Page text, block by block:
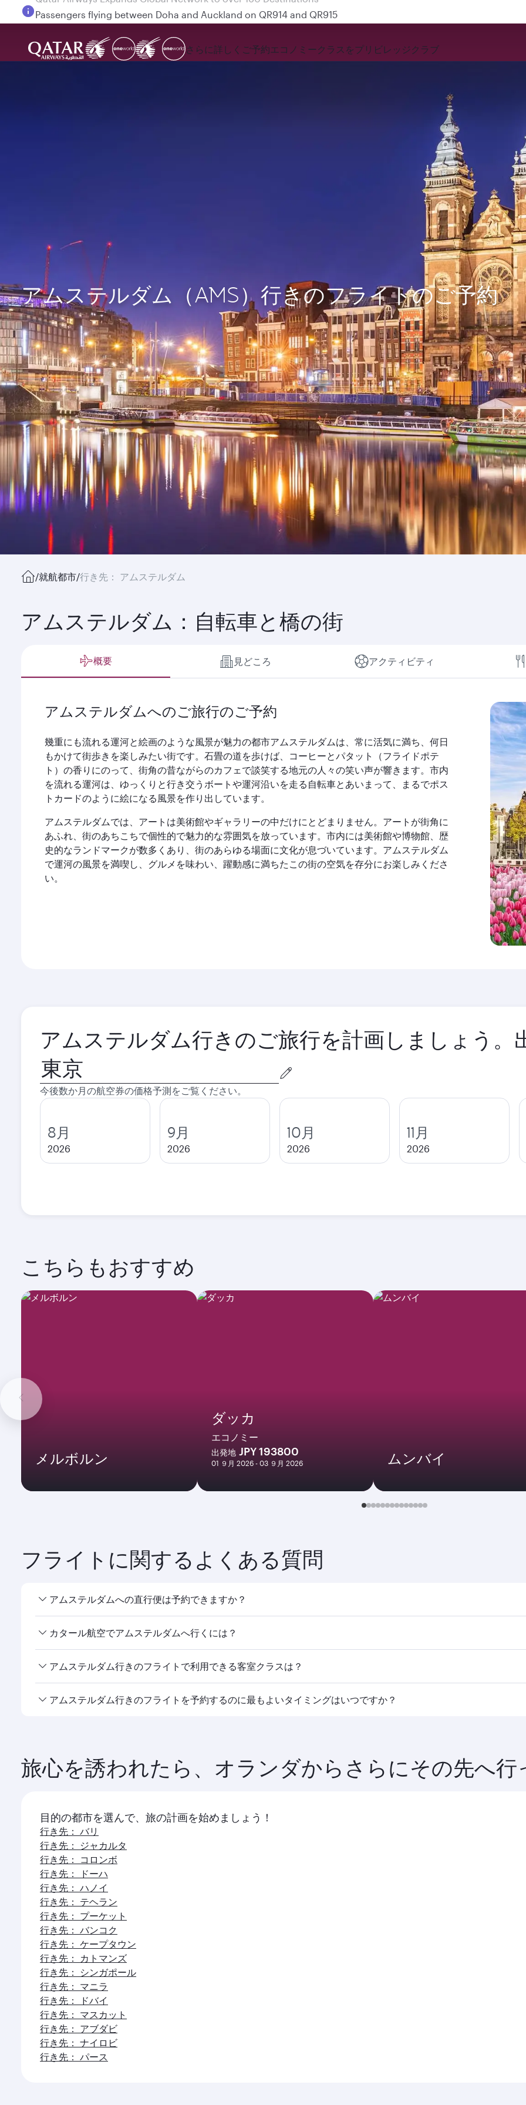
Passengers flying between Doha and Auckland on QR914 and QR915
さらに詳しく ご予約エコノミークラスをプリビレッジクラブ
アムステルダム（AMS）行きのフライトのご予約
/就航都市/行き先： アムステルダム
アムステルダム：自転車と橋の街
概要 見どころ アクティビティ
アムステルダムへのご旅行のご予約
幾重にも流れる運河と絵画のような風景が魅力の都市アムステルダムは、常に活気に満ち、何日
もかけて街歩きを楽しみたい街です。石畳の道を歩けば、コーヒーとパタット（フライドポテ
ト）の香りにのって、街角の昔ながらのカフェで談笑する地元の人々の笑い声が響きます。市内
を流れる運河は、ゆっくりと行き交うボートや運河沿いを走る自転車とあいまって、まるでポス
トカードのように絵になる風景を作り出しています。
アムステルダムでは、アートは美術館やギャラリーの中だけにとどまりません。アートが街角に
あふれ、街のあちこちで個性的で魅力的な雰囲気を放っています。市内には美術館や博物館、歴
史的なランドマークが数多くあり、街のあらゆる場面に文化が息づいています。アムステルダム
で運河の風景を満喫し、グルメを味わい、躍動感に満ちたこの街の空気を存分にお楽しみくださ
い。
アムステルダム行きのご旅行を計画しましょう。
出
発
都
市
今後数か月の航空券の価格予測をご覧ください。
8月
2026
9月
2026
10月
2026
11月
2026
こちらもおすすめ
メルボルン
ダッカ
エコノミー
出発地 JPY 193800
01 ９月 2026 - 03 ９月 2026 ムンバイ
フライトに関するよくある質問
アムステルダムへの直行便は予約できますか？
カタール航空は への直行便を運航しています。時刻表と運航スケジュールは、ホームページのフライト検索からご
カタール航空でアムステルダムへ行くには？
カタール航空は 行きの直行便を運航しています。また、ドーハを経由して世界150都市以上にアクセスが可能で、
アムステルダム行きのフライトで利用できる客室クラスは？
ご利用可能な客室クラスは路線や運航会社によって異なります。カタール航空運航便ではビジネスクラス（一部機
アムステルダム行きのフライトを予約するのに最もよいタイミングはいつですか？
旅心を誘われたら、オランダからさらにその先へ
目的の都市を選んで、旅の計画を始めましょう！
行き先： バリ
行き先： ジャカルタ
行き先： コロンボ
行き先： ドーハ
行き先： ハノイ
行き先： テヘラン
行き先： プーケット
行き先： バンコク
行き先： ケープタウン
行き先： カトマンズ
行き先： シンガポール
行き先： マニラ
行き先： ドバイ
行き先： マスカット
行き先： アブダビ
行き先： ナイロビ
行き先： パース